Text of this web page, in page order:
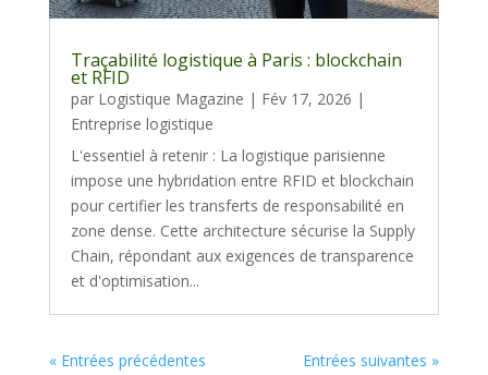
Traçabilité logistique à Paris : blockchain
et RFID
par Logistique Magazine | Fév 17, 2026 |
Entreprise logistique
L'essentiel à retenir : La logistique parisienne
impose une hybridation entre RFID et blockchain
pour certifier les transferts de responsabilité en
zone dense. Cette architecture sécurise la Supply
Chain, répondant aux exigences de transparence
et d'optimisation...
« Entrées précédentes Entrées suivantes »